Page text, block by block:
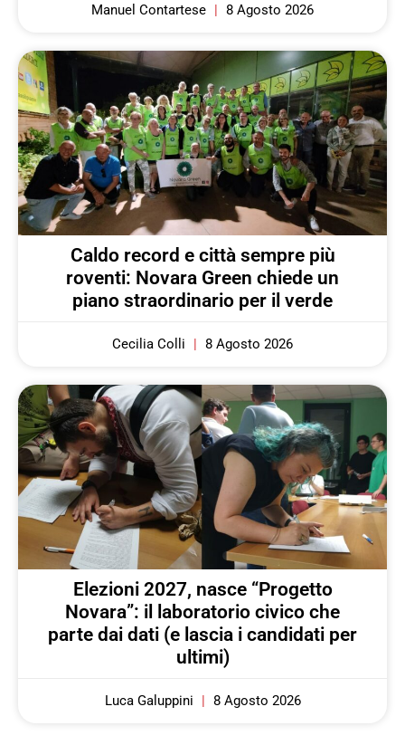
Manuel Contartese 8 Agosto 2026
Caldo record e città sempre più
roventi: Novara Green chiede un
piano straordinario per il verde
Cecilia Colli 8 Agosto 2026
Elezioni 2027, nasce “Progetto
Novara”: il laboratorio civico che
parte dai dati (e lascia i candidati per
ultimi)
Luca Galuppini 8 Agosto 2026